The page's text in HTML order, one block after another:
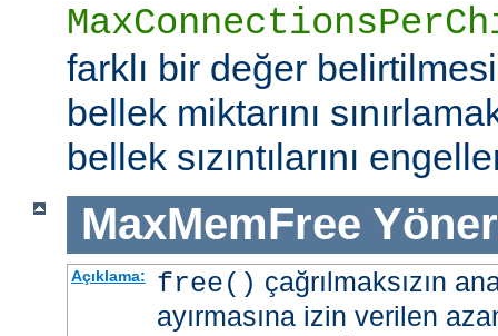
farklı bir değer
bellek miktarını
bellek sızıntılarını
MaxMemFree
Açıklama: free() çağrılmaksızın
ayırmasına izin verilen